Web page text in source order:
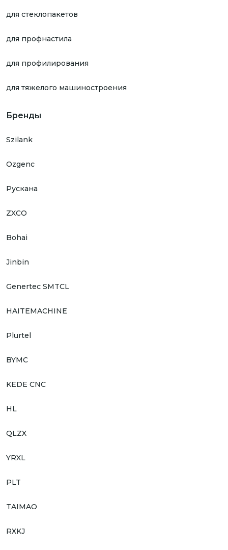
для стеклопакетов
для профнастила
для профилирования
для тяжелого машиностроения
Бренды
Szilank
Ozgenc
Рускана
ZXCO
Bohai
Jinbin
Genertec SMTCL
HAITEMACHINE
Plurtel
BYMC
KEDE CNC
HL
QLZX
YRXL
PLT
TAIMAO
RXKJ